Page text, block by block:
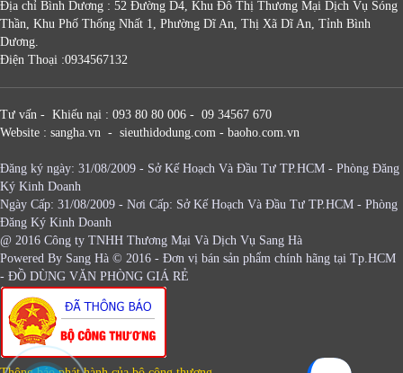
Địa chỉ Bình Dương : 52 Đường D4, Khu Đô Thị Thương Mại Dịch Vụ Sóng
Thần, Khu Phố Thống Nhất 1, Phường Dĩ An, Thị Xã Dĩ An, Tỉnh Bình
Dương.
Điện Thoại :0934567132
Tư vấn - Khiếu nại : 093 80 80 006 - 09 34567 670
Website : sangha.vn - sieuthidodung.com - baoho.com.vn
Đăng ký ngày: 31/08/2009 - Sở Kế Hoạch Và Đầu Tư TP.HCM - Phòng Đăng
Ký Kinh Doanh
Ngày Cấp: 31/08/2009 - Nơi Cấp: Sở Kế Hoạch Và Đầu Tư TP.HCM - Phòng
Đăng Ký Kinh Doanh
@ 2016 Công ty TNHH Thương Mại Và Dịch Vụ Sang Hà
Powered By Sang Hà © 2016 - Đơn vị bán sản phẩm chính hãng tại Tp.HCM
- ĐỒ DÙNG VĂN PHÒNG GIÁ RẺ